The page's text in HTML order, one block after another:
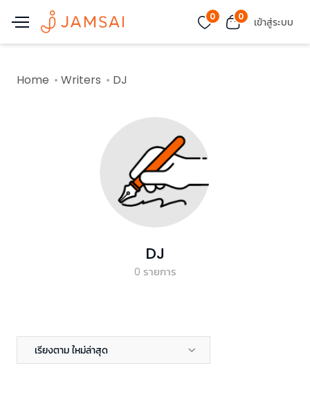
0 0 เข้าสู่ระบบ
Home Writers DJ
DJ
0 รายการ
เรียงตาม ใหม่ล่าสุด